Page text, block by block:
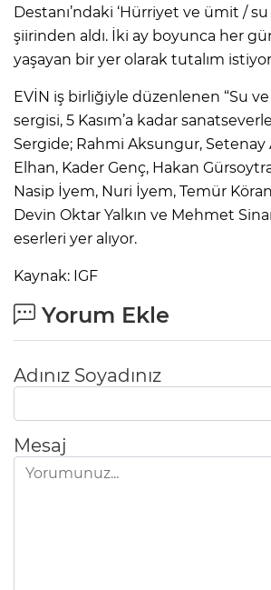
Destanı’ndaki ‘Hürriyet ve ümit / su
şiirinden aldı. İki ay boyunca her
yaşayan bir yer olarak tutalım
EVİN iş birliğiyle düzenlenen “Su ve
sergisi, 5 Kasım’a kadar
Sergide; Rahmi Aksungur, Setenay
Elhan, Kader Genç, Hakan
Nasip İyem, Nuri İyem, Temür
Devin Oktar Yalkın ve Mehmet
eserleri yer alıyor.
Kaynak: IGF
Yorum Ekle
Adınız Soyadınız
Mesaj